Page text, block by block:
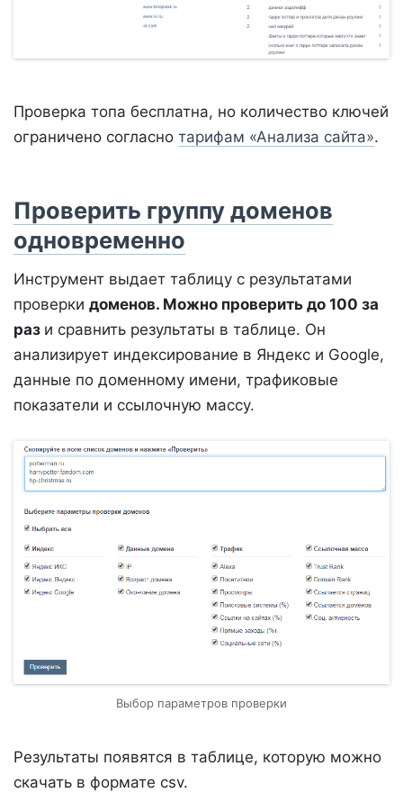
Проверка топа бесплатна, но количество ключей
ограничено согласно тарифам «Анализа сайта».
Проверить группу доменов
одновременно
Инструмент выдает таблицу с результатами
проверки доменов. Можно проверить до 100 за
раз и сравнить результаты в таблице. Он
анализирует индексирование в Яндекс и Google,
данные по доменному имени, трафиковые
показатели и ссылочную массу.
Выбор параметров проверки
Результаты появятся в таблице, которую можно
скачать в формате csv.